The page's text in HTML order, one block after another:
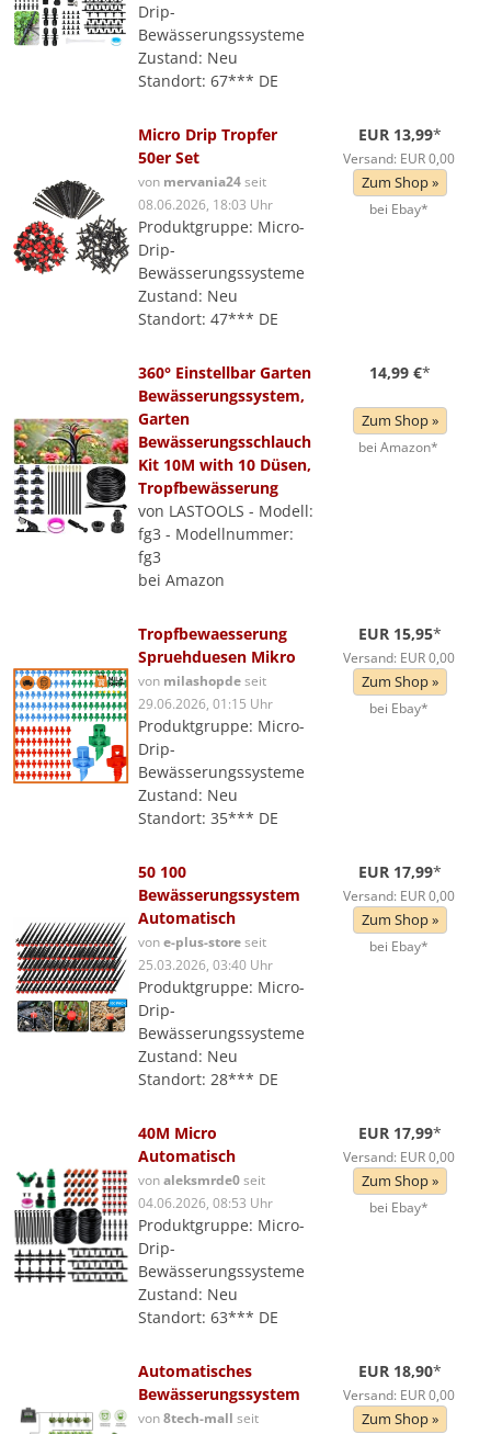
Drip-
Bewässerungssysteme
Zustand: Neu
Standort: 67*** DE
Micro Drip Tropfer
50er Set
von mervania24seit
08.06.2026, 18:03 Uhr
Produktgruppe: Micro-
Drip-
Bewässerungssysteme
Zustand: Neu
Standort: 47*** DE
EUR 13,99*
Versand: EUR 0,00
Zum Shop »
bei Ebay*
360° Einstellbar Garten
Bewässerungssystem,
Garten
Bewässerungsschlauch
Kit 10M with 10 Düsen,
Tropfbewässerung
von LASTOOLS - Modell:
fg3 - Modellnummer:
fg3
bei Amazon
14,99 €*
Zum Shop »
bei Amazon*
Tropfbewaesserung
Spruehduesen Mikro
von milashopdeseit
29.06.2026, 01:15 Uhr
Produktgruppe: Micro-
Drip-
Bewässerungssysteme
Zustand: Neu
Standort: 35*** DE
EUR 15,95*
Versand: EUR 0,00
Zum Shop »
bei Ebay*
50 100
Bewässerungssystem
Automatisch
vone-plus-storeseit
25.03.2026, 03:40 Uhr
Produktgruppe: Micro-
Drip-
Bewässerungssysteme
Zustand: Neu
Standort: 28*** DE
EUR 17,99*
Versand: EUR 0,00
Zum Shop »
bei Ebay*
40M Micro
Automatisch
vonaleksmrde0seit
04.06.2026, 08:53 Uhr
Produktgruppe: Micro-
Drip-
Bewässerungssysteme
Zustand: Neu
Standort: 63*** DE
EUR 17,99*
Versand: EUR 0,00
Zum Shop »
bei Ebay*
Automatisches
Bewässerungssystem
von8tech-mall seit
EUR 18,90*
Versand: EUR 0,00
Zum Shop »